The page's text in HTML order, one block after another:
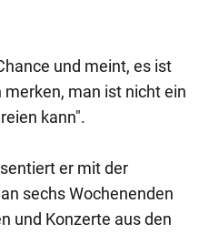
und meint, es ist
merken, man ist nicht ein
kann".
er mit der
sechs Wochenenden
und Konzerte aus den